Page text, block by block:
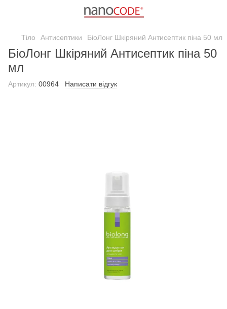
Тіло Антисептики БіоЛонг Шкіряний Антисептик піна 50 мл
БіоЛонг Шкіряний Антисептик піна 50
мл
Артикул: 00964 Написати відгук